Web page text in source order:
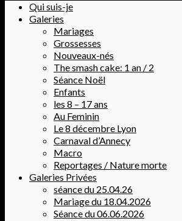
Qui suis-je
Galeries
Mariages
Grossesses
Nouveaux-nés
The smash cake: 1 an / 2
Séance Noël
Enfants
les 8 – 17 ans
Au Feminin
Le 8 décembre Lyon
Carnaval d’Annecy
Macro
Reportages / Nature morte
Galeries Privées
séance du 25.04.26
Mariage du 18.04.2026
Séance du 06.06.2026